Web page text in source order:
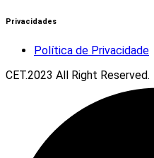
Privacidades
Política de Privacidade
CET.2023 All Right Reserved.